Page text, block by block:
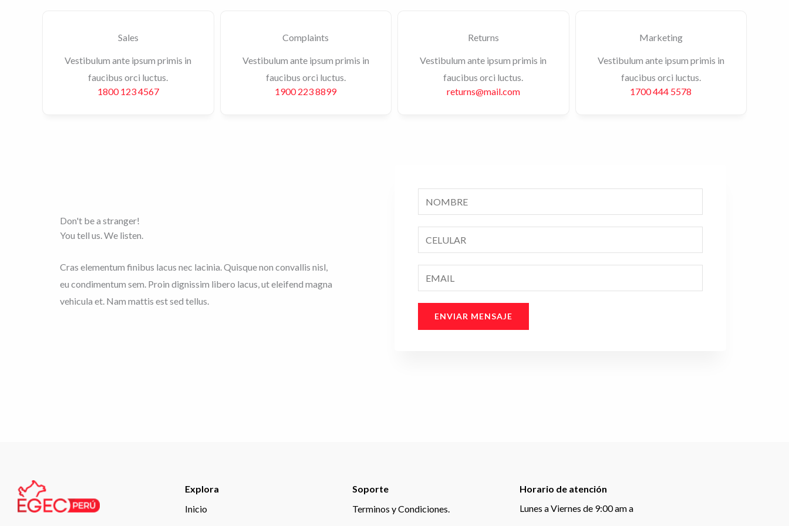
Sales
Vestibulum ante ipsum primis in
faucibus orci luctus.
1800 123 4567
Complaints
Vestibulum ante ipsum primis in
faucibus orci luctus.
1900 223 8899
Returns
Vestibulum ante ipsum primis in
faucibus orci luctus.
returns@mail.com
Marketing
Vestibulum ante ipsum primis in
faucibus orci luctus.
1700 444 5578
Don't be a stranger!
You tell us. We listen.
Cras elementum finibus lacus nec lacinia. Quisque non convallis nisl,
eu condimentum sem. Proin dignissim libero lacus, ut eleifend magna
vehicula et. Nam mattis est sed tellus.
o
m
r
ú
m
r
m
a
ENVIAR MENSAJE
Explora
Inicio
Soporte
Terminos y Condiciones.
Horario de atención
Lunes a Viernes de 9:00 am a